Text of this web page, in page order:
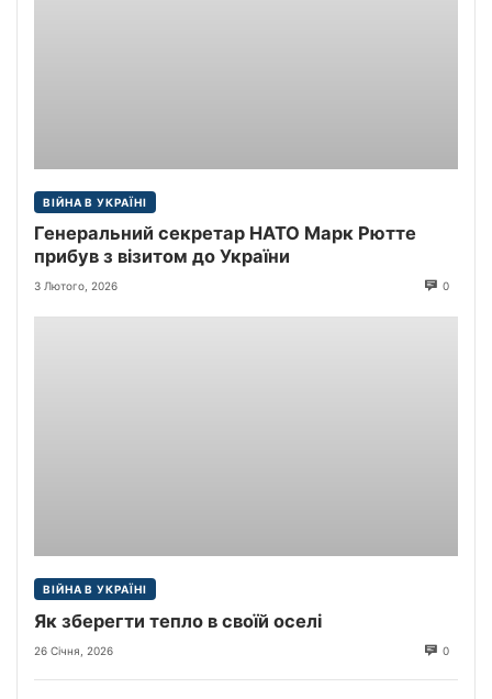
ВІЙНА В УКРАЇНІ
Генеральний секретар НАТО Марк Рютте
прибув з візитом до України
3 Лютого, 2026 0
ВІЙНА В УКРАЇНІ
Як зберегти тепло в своїй оселі
26 Січня, 2026 0